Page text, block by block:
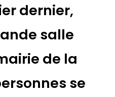
dernier,
salle
de la
se